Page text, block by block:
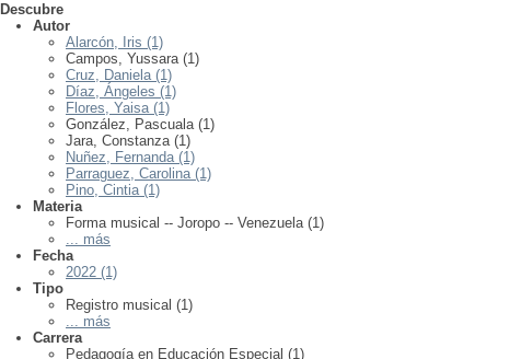
Descubre
Autor
Alarcón, Iris (1)
Campos, Yussara (1)
Cruz, Daniela (1)
Díaz, Ángeles (1)
Flores, Yaisa (1)
González, Pascuala (1)
Jara, Constanza (1)
Nuñez, Fernanda (1)
Parraguez, Carolina (1)
Pino, Cintia (1)
Materia
Forma musical -- Joropo -- Venezuela (1)
... más
Fecha
2022 (1)
Tipo
Registro musical (1)
... más
Carrera
Pedagogía en Educación Especial (1)